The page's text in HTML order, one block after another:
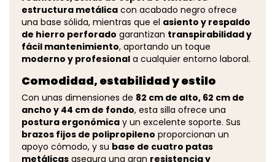
estructura metálica con acabado negro ofrece
una base sólida, mientras que el asiento y respaldo
de hierro perforado garantizan transpirabilidad y
fácil mantenimiento, aportando un toque
moderno y profesional a cualquier entorno laboral.
Comodidad, estabilidad y estilo
Con unas dimensiones de 82 cm de alto, 62 cm de
ancho y 44 cm de fondo, esta silla ofrece una
postura ergonómica y un excelente soporte. Sus
brazos fijos de polipropileno proporcionan un
apoyo cómodo, y su base de cuatro patas
metálicas asegura una gran resistencia y